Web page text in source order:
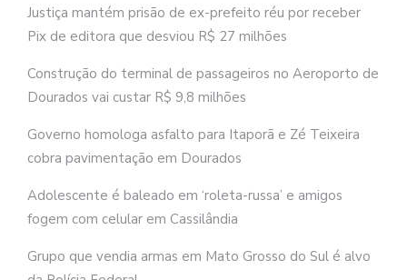
Justiça mantém prisão de ex-prefeito réu por receber
Pix de editora que desviou R$ 27 milhões
Construção do terminal de passageiros no Aeroporto de
Dourados vai custar R$ 9,8 milhões
Governo homologa asfalto para Itaporã e Zé Teixeira
cobra pavimentação em Dourados
Adolescente é baleado em ‘roleta-russa’ e amigos
fogem com celular em Cassilândia
Grupo que vendia armas em Mato Grosso do Sul é alvo